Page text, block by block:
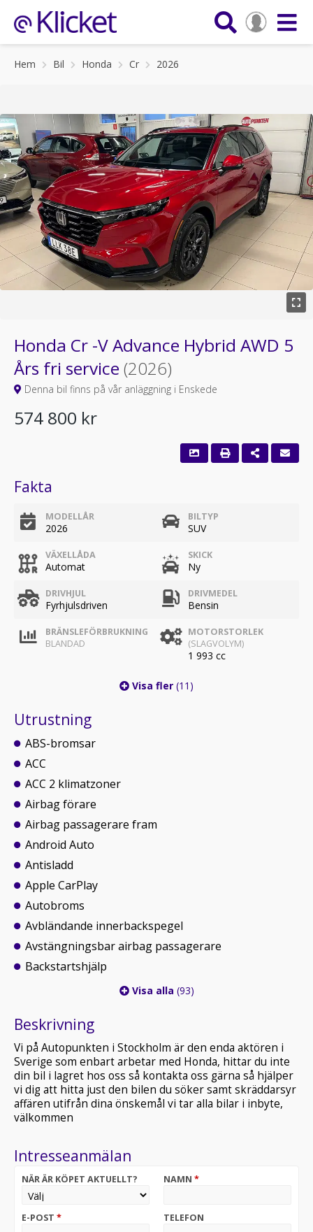
Hem Bil Honda Cr 2026
Honda Cr -V Advance Hybrid AWD 5
Års fri service (2026)
Denna bil finns på vår anläggning i Enskede
574 800 kr
Fakta
MODELLÅR
2026
BILTYP
SUV
VÄXELLÅDA
Automat
SKICK
Ny
DRIVHJUL
Fyrhjulsdriven
DRIVMEDEL
Bensin
BRÄNSLEFÖRBRUKNING
BLANDAD
MOTORSTORLEK
(SLAGVOLYM)
1 993 cc
Visa fler (11)
Utrustning
ABS-bromsar
ACC
ACC 2 klimatzoner
Airbag förare
Airbag passagerare fram
Android Auto
Antisladd
Apple CarPlay
Autobroms
Avbländande innerbackspegel
Avstängningsbar airbag passagerare
Backstartshjälp
Visa alla (93)
Beskrivning
Vi på Autopunkten i Stockholm är den enda aktören i
Sverige som enbart arbetar med Honda, hittar du inte
din bil i lagret hos oss så kontakta oss gärna så hjälper
vi dig att hitta just den bilen du söker samt skräddarsyr
affären utifrån dina önskemål vi tar alla bilar i inbyte,
välkommen
Intresseanmälan
NÄR ÄR KÖPET AKTUELLT? NAMN *
E-POST * TELEFON